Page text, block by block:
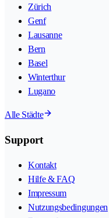
Zürich
Genf
Lausanne
Bern
Basel
Winterthur
Lugano
Alle Städte
Support
Kontakt
Hilfe & FAQ
Impressum
Nutzungsbedingungen